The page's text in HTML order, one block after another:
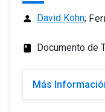
person David Kohn;
class Documento de
Más